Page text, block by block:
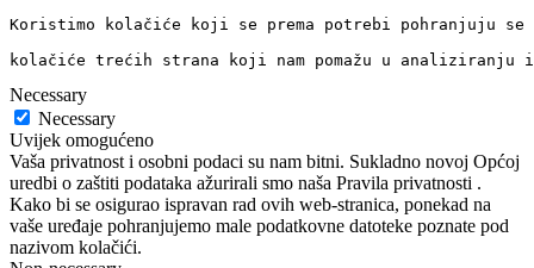
Koristimo kolačiće koji se prema potrebi pohranjuju
kolačiće trećih strana koji nam pomažu u
Necessary
Necessary
Uvijek omogućeno
Vaša privatnost i osobni podaci su nam bitni. Sukladno novoj Općoj
uredbi o zaštiti podataka ažurirali smo naša Pravila privatnosti .
Kako bi se osigurao ispravan rad ovih web-stranica, ponekad na
vaše uređaje pohranjujemo male podatkovne datoteke poznate pod
nazivom kolačići.